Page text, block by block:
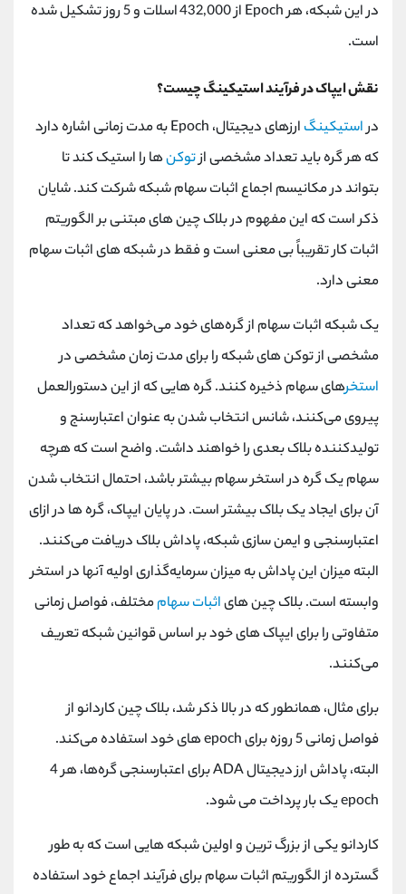
در این شبکه، هر Epoch از 432,000 اسلات و 5 روز تشکیل شده
است.
نقش ایپاک در فرآیند استیکینگ چیست؟
دراستیکینگ
ارزهای دیجیتال، Epoch به مدت زمانی اشاره دارد
که هر گره باید تعداد مشخصی ازتوکن‌ها را استیک کند تا
بتواند در مکانیسم اجماع اثبات سهام شبکه شرکت کند. شایان
ذکر است که این مفهوم در بلاک چین ‌های مبتنی بر الگوریتم
اثبات کار تقریباً بی ‌معنی است و فقط در شبکه ‌های اثبات سهام
معنی دارد.
یک شبکه اثبات سهام از گره‌های خود می‌خواهد که تعداد
مشخصی از توکن ‌های شبکه را برای مدت زمان مشخصی در
استخرهای سهام ذخیره کنند. گره‌ هایی که از این دستورالعمل
پیروی می‌کنند، شانس انتخاب شدن به عنوان اعتبارسنج و
تولیدکننده بلاک بعدی را خواهند داشت. واضح است که هرچه
سهام یک گره در استخر سهام بیشتر باشد، احتمال انتخاب شدن
آن برای ایجاد یک بلاک بیشتر است. در پایان ایپاک، گره‌ ها در ازای
اعتبارسنجی و ایمن ‌سازی شبکه، پاداش بلاک دریافت می‌کنند.
البته میزان این پاداش به میزان سرمایه‌گذاری اولیه آنها در استخر
وابسته است. بلاک چین‌ هایاثبات سهاممختلف، فواصل زمانی
متفاوتی را برای ایپاک های خود بر اساس قوانین شبکه تعریف
می‌کنند.
برای مثال، همانطور که در بالا ذکر شد، بلاک چین کاردانو از
فواصل زمانی 5 روزه برای epoch های خود استفاده می‌کند.
البته، پاداش ارز دیجیتال ADA برای اعتبارسنجی گره‌ها، هر 4
epoch یک بار پرداخت می ‌شود.
کاردانو یکی از بزرگ ترین و اولین شبکه ‌هایی است که به طور
گسترده از الگوریتم اثبات سهام برای فرآیند اجماع خود استفاده